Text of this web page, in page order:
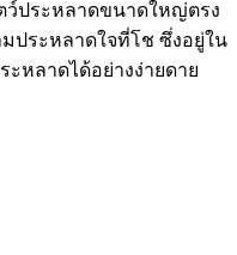
ว์ประหลาดขนาดใหญ่ตรง
ประหลาดใจที่โช ซึ่งอยู่ใน
หลาดได้อย่างง่ายดาย